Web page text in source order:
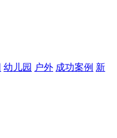
幼儿园 户外 成功案例 新